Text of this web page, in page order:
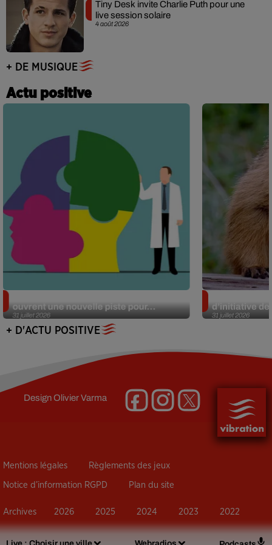
4 août 2026
Tiny Desk invite Charlie Puth pour une
live session solaire
+ DE MUSIQUE
Actu positive
31 juillet 2026
ouvrent une nouvelle piste pour...
31 juillet 2026
d’initiative
+ D'ACTU POSITIVE
DesignOlivier Varma
Mentions légales Règlements des jeux
Notice d’information RGPD Plan du site
Archives 2026 2025 2024 2023 2022